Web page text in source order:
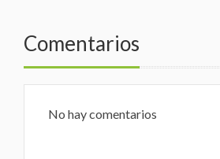
Comentarios
No hay comentarios